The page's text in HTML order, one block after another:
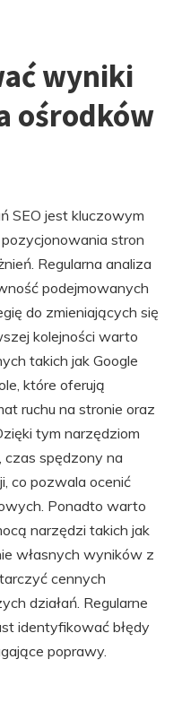
wyniki
ośrodków
SEO jest kluczowym
stron
Regularna analiza
podejmowanych
do zmieniających się
kolejności warto
takich jak Google
które oferują
ruchu na stronie oraz
tym narzędziom
czas spędzony na
co pozwala ocenić
Ponadto warto
narzędzi takich jak
własnych wyników z
cennych
działań. Regularne
identyfikować błędy
poprawy.